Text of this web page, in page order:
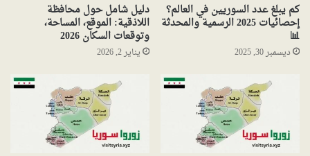
كم يبلغ عدد السوريين في العالم؟
إحصائيات 2025 الرسمية والمحدثة
📊
ديسمبر 30, 2025
دليل شامل حول محافظة
اللاذقية: الموقع، المساحة،
وتوقعات السكان 2026
يناير 2, 2026